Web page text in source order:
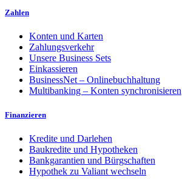
Zahlen
Konten und Karten
Zahlungsverkehr
Unsere Business Sets
Einkassieren
BusinessNet – Onlinebuchhaltung
Multibanking – Konten synchronisieren
Finanzieren
Kredite und Darlehen
Baukredite und Hypotheken
Bankgarantien und Bürgschaften
Hypothek zu Valiant wechseln